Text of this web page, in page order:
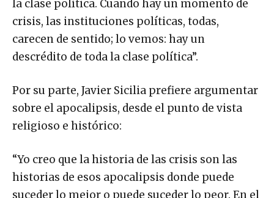
la clase política. Cuando hay un momento de
crisis, las instituciones políticas, todas,
carecen de sentido; lo vemos: hay un
descrédito de toda la clase política”.
Por su parte, Javier Sicilia prefiere argumentar
sobre el apocalipsis, desde el punto de vista
religioso e histórico:
“Yo creo que la historia de las crisis son las
historias de esos apocalipsis donde puede
suceder lo mejor o puede suceder lo peor. En el